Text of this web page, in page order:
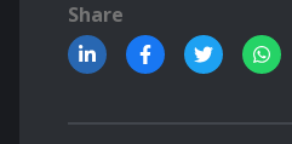
Share